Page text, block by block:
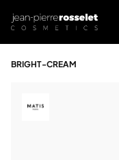
BRIGHT-CREAM